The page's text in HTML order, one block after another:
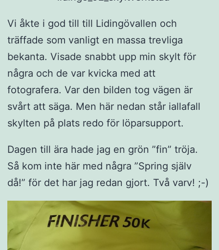
Vi åkte i god till till Lidingövallen och
träffade som vanligt en massa trevliga
bekanta. Visade snabbt upp min skylt för
några och de var kvicka med att
fotografera. Var den bilden tog vägen är
svårt att säga. Men här nedan står iallafall
skylten på plats redo för löparsupport.
Dagen till ära hade jag en grön ”fin” tröja.
Så kom inte här med några ”Spring själv
då!” för det har jag redan gjort. Två varv! ;-)